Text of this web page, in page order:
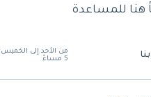
هنا للمساعدة
5 مساءً